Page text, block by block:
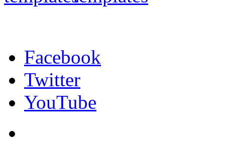
Facebook
Twitter
YouTube